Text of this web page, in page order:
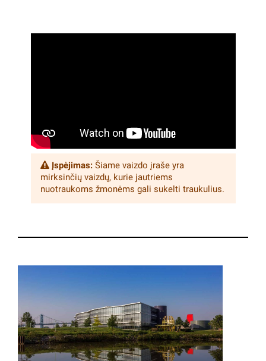
Įspėjimas: Šiame vaizdo įraše yra
mirksinčių vaizdų, kurie jautriems
nuotraukoms žmonėms gali sukelti traukulius.